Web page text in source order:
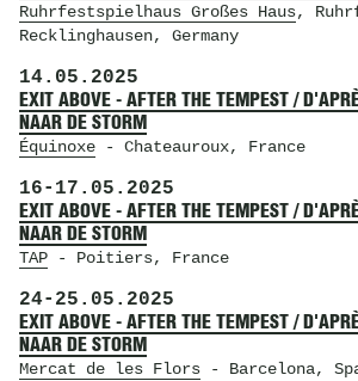
Ruhrfestspielhaus Großes Haus,
Recklinghausen, Germany
14.05.2025
EXIT ABOVE - AFTER THE TEMPEST /
NAAR DE STORM
Équinoxe- Chateauroux, France
16- 17.05.2025
EXIT ABOVE - AFTER THE TEMPEST /
NAAR DE STORM
TAP- Poitiers, France
24- 25.05.2025
EXIT ABOVE - AFTER THE TEMPEST /
NAAR DE STORM
Mercat de les Flors- Barcelona,